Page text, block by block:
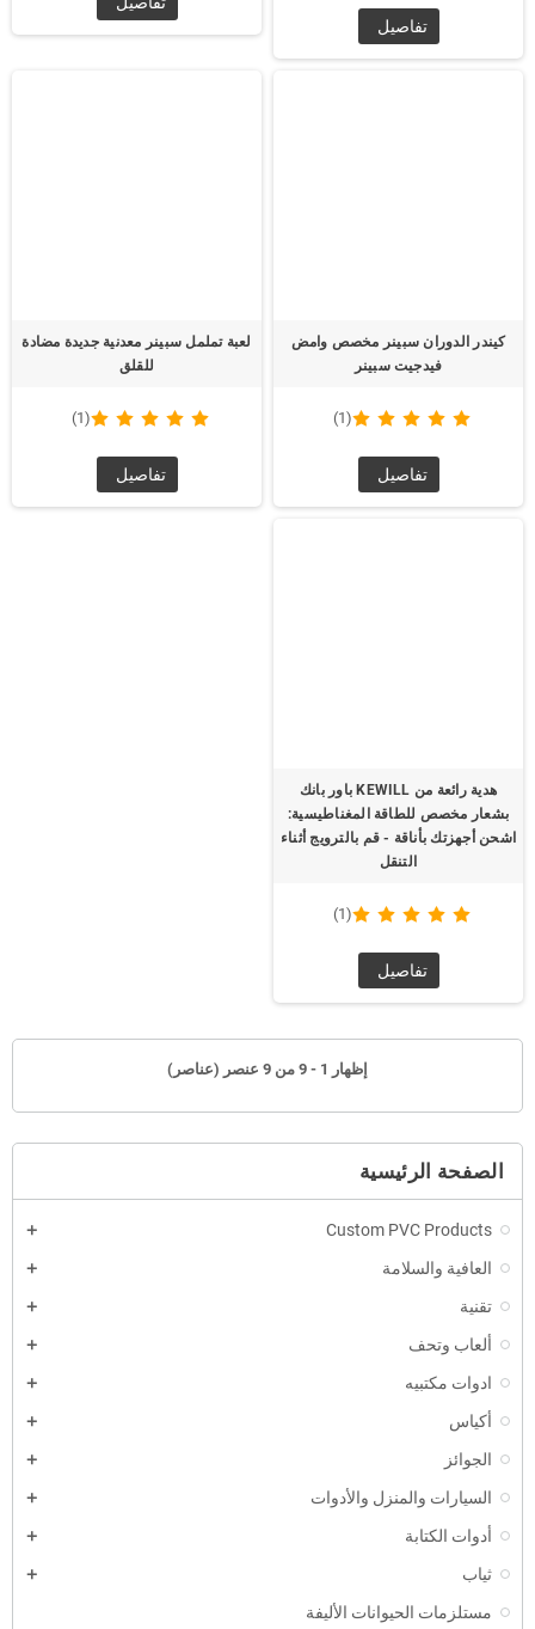
الصفحة الرئيسية
Custom PVC Products
العافية والسلامة
تقنية
ألعاب وتحف
ادوات مكتبيه
أكياس
الجوائز
السيارات والمنزل والأدوات
أدوات الكتابة
ثياب
مستلزمات الحيوانات الأليفة
تفاصيل
كيندر الدوران سبينر مخصص وامض
فيدجيت سبينر
(1)
تفاصيل
لعبة تململ سبينر معدنية جديدة مضادة
للقلق
(1)
تفاصيل
هدية رائعة من KEWILL باور بانك
بشعار مخصص للطاقة المغناطيسية:
اشحن أجهزتك بأناقة - قم بالترويج أثناء
التنقل
(1)
تفاصيل
إظهار 1 - 9 من 9 عنصر (عناصر)